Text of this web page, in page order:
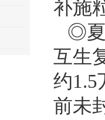
补施
◎夏
互生
约1.5
前未